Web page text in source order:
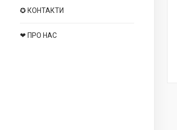
✪ КОНТАКТИ
❤ ПРО НАС